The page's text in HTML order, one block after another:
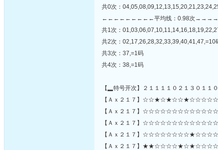
共0次：
←←←←←←←←←平均线：0.98次
共1次：
共2次：02,17,26,28,32,33,39,40,41,47,=10
共3次：37,=1码
共4次：38,=1码
【▂特号开次】２１１１１０２１３０１１
【Ａｘ２１７】
【Ａｘ２１７】
【Ａｘ２１７】
【Ａｘ２１７】
【Ａｘ２１７】